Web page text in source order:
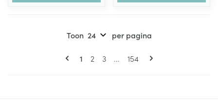
Pagina's
U lees momenteel pagina
1 Pagina
2 Pagina
3 ... Pagina
154
Toon per pagina